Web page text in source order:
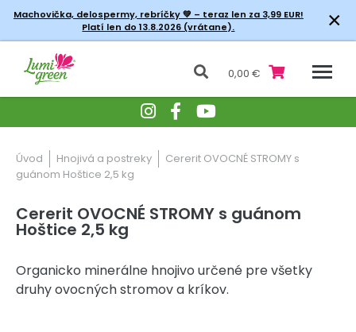
Machovička, delospermy, rebríčky💚 – teraz len za 3,99 EUR!
Platí len do 13.8.2026 (vrátane).
×
0,00 €
Úvod Hnojivá a postreky
Cererit OVOCNÉ STROMY s
guánom Hoštice 2,5 kg
Cererit OVOCNÉ STROMY s guánom
Hoštice 2,5 kg
Organicko minerálne hnojivo určené pre všetky
druhy ovocných stromov a kríkov.